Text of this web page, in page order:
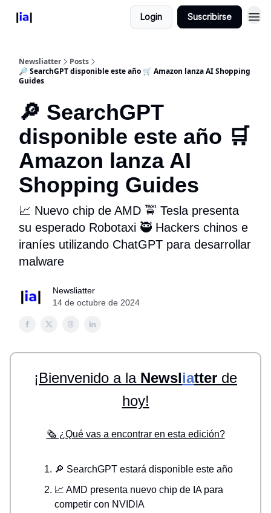
Login Suscribirse
Newsliatter
Posts
🔎 SearchGPT disponible este año 🛒 Amazon lanza AI Shopping
Guides
🔎 SearchGPT
disponible este año 🛒
Amazon lanza AI
Shopping Guides
📈 Nuevo chip de AMD 🚖 Tesla presenta
su esperado Robotaxi 🥷 Hackers chinos e
iraníes utilizando ChatGPT para desarrollar
malware
Newsliatter
14 de octubre de 2024
¡Bienvenido a la Newsliatter de
hoy!
🗞️ ¿Qué vas a encontrar en esta edición?
🔎 SearchGPT estará disponible este año
📈 AMD presenta nuevo chip de IA para
competir con NVIDIA